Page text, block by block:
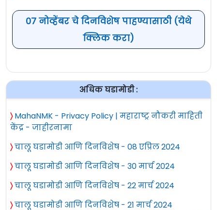
ला लिगा फुटबॉल - बार्सिलोनाचा अर्मेनियावर
ला लिगा फुटबॉलमध्ये बार्सिलोनाने अर्मेनियावर
बार्सिलोनासाठी संस्मरणीय राहिला, कारण गेरार्ड
पाहायला मिळाली. पहिल्या सत्रात गोल करण्याचे
प्रयत्न झाले, मात्र कोणालाही यश न मिळाल्याने
मध्यंतरापर्यंत सामना गोलशून्य बरोबरीत होता.
07 नोव्हेंबर चे दिनविशेष पाहण्यासाठी (येथे
क्लिक करा)
अधिक घडामोडी :
〉 MahaNMK - Privacy Policy | महाराष्ट्र नौकरी माहिती
केंद्र - जाहीरनामा
〉चालू घडामोडी आणि दिनविशेष - 08 एप्रिल 2024
〉चालू घडामोडी आणि दिनविशेष - 30 मार्च 2024
〉चालू घडामोडी आणि दिनविशेष - 22 मार्च 2024
〉चालू घडामोडी आणि दिनविशेष - 21 मार्च 2024